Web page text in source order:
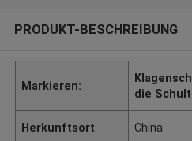
PRODUKT-BESCHREIBUNG
Markieren:
die
Herkunftsort China